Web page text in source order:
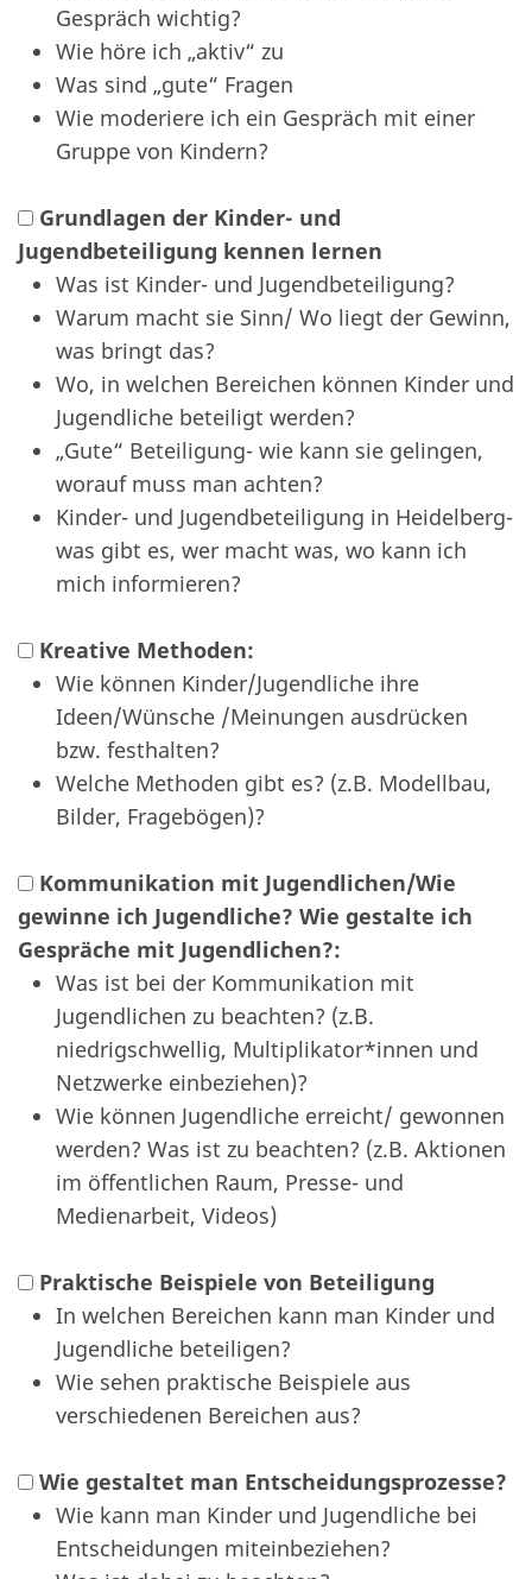
Gespräch wichtig?
Wie höre ich „aktiv“ zu
Was sind „gute“ Fragen
Wie moderiere ich ein Gespräch mit einer
Gruppe von Kindern?
Grundlagen der Kinder- und
Jugendbeteiligung kennen lernen
Was ist Kinder- und Jugendbeteiligung?
Warum macht sie Sinn/ Wo liegt der Gewinn,
was bringt das?
Wo, in welchen Bereichen können Kinder und
Jugendliche beteiligt werden?
„Gute“ Beteiligung- wie kann sie gelingen,
worauf muss man achten?
Kinder- und Jugendbeteiligung in Heidelberg-
was gibt es, wer macht was, wo kann ich
mich informieren?
Kreative Methoden:
Wie können Kinder/Jugendliche ihre
Ideen/Wünsche /Meinungen ausdrücken
bzw. festhalten?
Welche Methoden gibt es? (z.B. Modellbau,
Bilder, Fragebögen)?
Kommunikation mit Jugendlichen/Wie
gewinne ich Jugendliche? Wie gestalte ich
Gespräche mit Jugendlichen?:
Was ist bei der Kommunikation mit
Jugendlichen zu beachten? (z.B.
niedrigschwellig, Multiplikator*innen und
Netzwerke einbeziehen)?
Wie können Jugendliche erreicht/ gewonnen
werden? Was ist zu beachten? (z.B. Aktionen
im öffentlichen Raum, Presse- und
Medienarbeit, Videos)
Praktische Beispiele von Beteiligung
In welchen Bereichen kann man Kinder und
Jugendliche beteiligen?
Wie sehen praktische Beispiele aus
verschiedenen Bereichen aus?
Wie gestaltet man Entscheidungsprozesse?
Wie kann man Kinder und Jugendliche bei
Entscheidungen miteinbeziehen?